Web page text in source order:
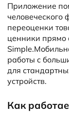
Приложение
человеческого
переоценки
ценники прямо
работы с
для
устройств.
Как